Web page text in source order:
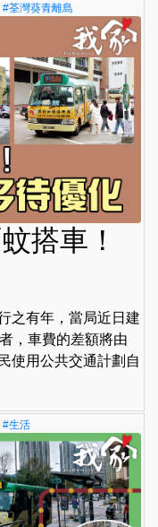
#荃灣葵青離島
搭車！
之有年，當局近日建
，車費的差額將由
使用公共交通計劃自
#生活